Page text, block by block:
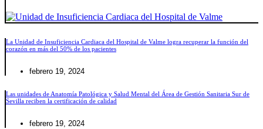
La Unidad de Insuficiencia Cardiaca del Hospital de Valme logra recuperar la función del
corazón en más del 50% de los pacientes
febrero 19, 2024
Las unidades de Anatomía Patológica y Salud Mental del Área de Gestión Sanitaria Sur de
Sevilla reciben la certificación de calidad
febrero 19, 2024